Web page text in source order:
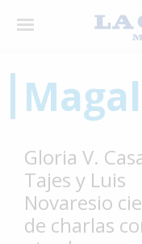
×
El
Mundo
La
Zona
Gloria V.
Tajes y Luis
Novaresio
de charlas